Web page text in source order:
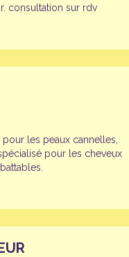
consultation sur rdv
les peaux cannelles,
pour les cheveux